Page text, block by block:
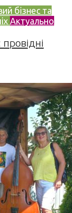
бізнес та
Актуально